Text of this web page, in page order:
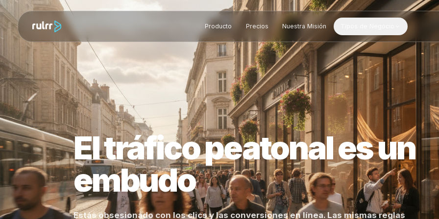
Producto Precios Nuestra Misión Tipos de Negocio
El tráfico peatonal es
embudo